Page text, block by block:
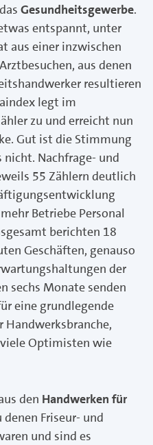
Gesundheitsgewerbe.
entspannt, unter
aus einer inzwischen
aus denen
resultieren
legt im
zu und erreicht nun
Gut ist die Stimmung
nicht. Nachfrage- und
55 Zählern deutlich
Betriebe Personal
berichten 18
Geschäften, genauso
der
sechs Monate senden
eine grundlegende
Handwerksbranche,
Optimisten wie
den Handwerken für
denen Friseur- und
und sind es